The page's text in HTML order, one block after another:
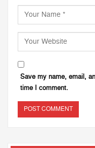
Save my name, email,
time I comment.